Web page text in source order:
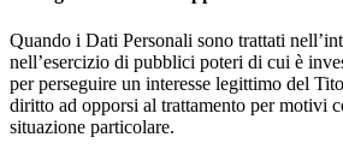
Quando i Dati Personali sono trattati
nell’esercizio di pubblici poteri di cui è
per perseguire un interesse legittimo del
diritto ad opporsi al trattamento per motivi
situazione particolare.